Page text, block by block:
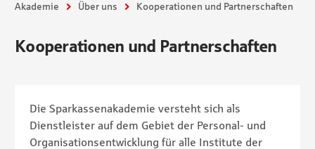
Sie sind hier:
Akademie Über uns Kooperationen und Partnerschaften
Kooperationen und Partnerschaften
Die Sparkassenakademie versteht sich als
Dienstleister auf dem Gebiet der Personal- und
Organisationsentwicklung für alle Institute der